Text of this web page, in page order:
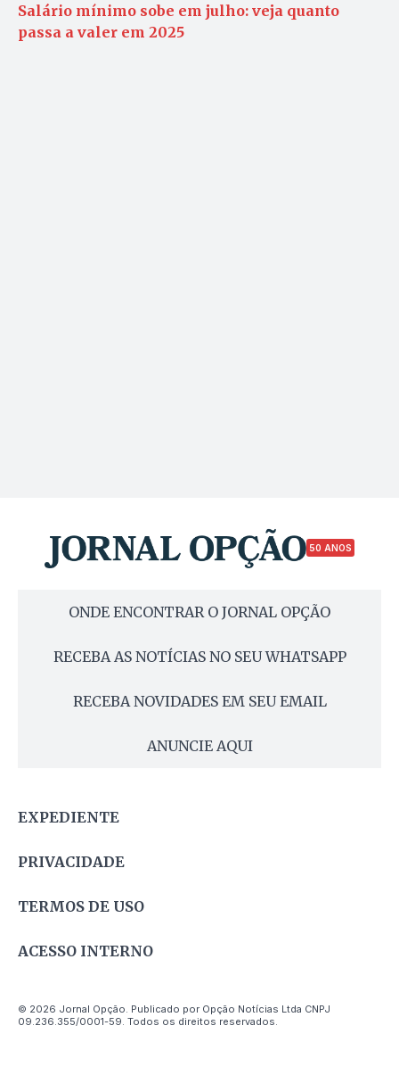
Salário mínimo sobe em julho: veja quanto
passa a valer em 2025
50 ANOS
ONDE ENCONTRAR O JORNAL OPÇÃO
RECEBA AS NOTÍCIAS NO SEU WHATSAPP
RECEBA NOVIDADES EM SEU EMAIL
ANUNCIE AQUI
EXPEDIENTE
PRIVACIDADE
TERMOS DE USO
ACESSO INTERNO
© 2026 Jornal Opção. Publicado por Opção Notícias Ltda CNPJ
09.236.355/0001-59. Todos os direitos reservados.